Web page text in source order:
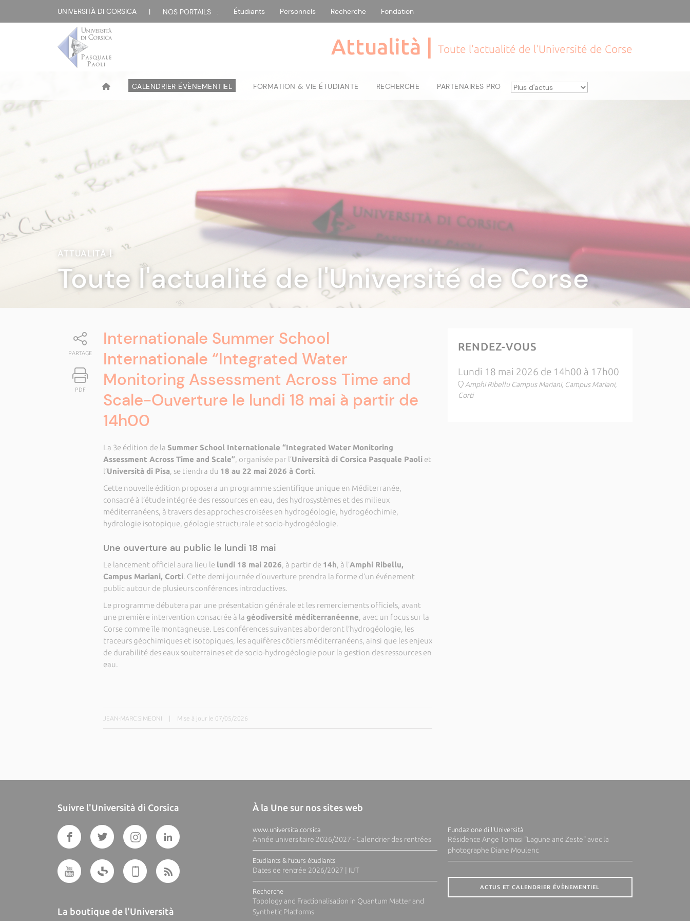
UNIVERSITÀ DI CORSICA | NOS PORTAILS : Étudiants Personnels Recherche Fondation
Attualità | Toute l'actualité de l'Université de Corse
CALENDRIER ÉVÈNEMENTIEL FORMATION & VIE ÉTUDIANTE RECHERCHE PARTENAIRES PRO
ATTUALITÀ|
Toute l'actualité de l'Université de Corse
PARTAGE
PDF
Internationale Summer School
Internationale “Integrated Water
Monitoring Assessment Across Time and
Scale-Ouverture le lundi 18 mai à partir de
14h00
La 3e édition de la Summer School Internationale “Integrated Water Monitoring
Assessment Across Time and Scale”, organisée par l’Università di Corsica Pasquale Paoliet
l’Università di Pisa, se tiendra du 18 au 22 mai 2026 à Corti.
Cette nouvelle édition proposera un programme scientifique unique en Méditerranée,
consacré à l’étude intégrée des ressources en eau, des hydrosystèmes et des milieux
méditerranéens, à travers des approches croisées en hydrogéologie, hydrogéochimie,
hydrologie isotopique, géologie structurale et socio-hydrogéologie.
Une ouverture au public le lundi 18 mai
Le lancement officiel aura lieu le lundi 18 mai 2026, à partir de 14h, à l’Amphi Ribellu,
Campus Mariani, Corti. Cette demi-journée d’ouverture prendra la forme d’un événement
public autour de plusieurs conférences introductives.
Le programme débutera par une présentation générale et les remerciements officiels, avant
une première intervention consacrée à la géodiversité méditerranéenne, avec un focus sur la
Corse comme île montagneuse. Les conférences suivantes aborderont l’hydrogéologie, les
traceurs géochimiques et isotopiques, les aquifères côtiers méditerranéens, ainsi que les enjeux
de durabilité des eaux souterraines et de socio-hydrogéologie pour la gestion des ressources en
eau.
JEAN-MARC SIMEONI Mise à jour le 07/05/2026
RENDEZ-VOUS
Lundi 18 mai 2026 de 14h00 à 17h00
Amphi Ribellu Campus Mariani, Campus Mariani,
Corti
Suivre l'Università di Corsica
La boutique de l'Università
À la Une sur nos sites web
www.universita.corsica
Année universitaire 2026/2027 - Calendrier des rentrées
Etudiants & futurs étudiants
Dates de rentrée 2026/2027 | IUT
Recherche
Topology and Fractionalisation in Quantum Matter and
Synthetic Platforms
Fundazione di l'Università
Résidence Ange Tomasi "Lagune and Zeste" avec la
photographe Diane Moulenc
ACTUS ET CALENDRIER ÉVÈNEMENTIEL